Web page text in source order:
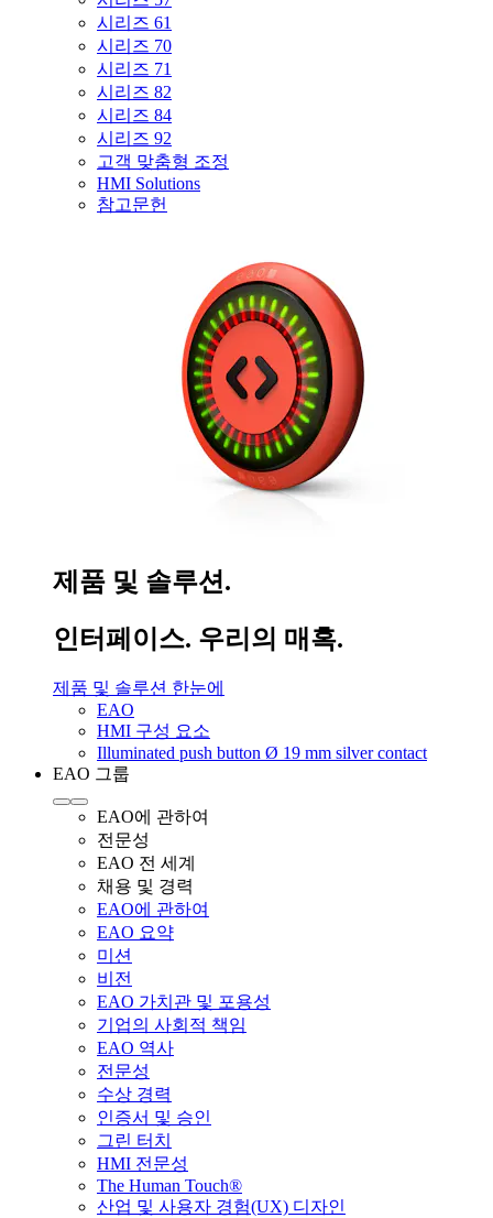
시리즈 61
시리즈 70
시리즈 71
시리즈 82
시리즈 84
시리즈 92
고객 맞춤형 조정
HMI Solutions
참고문헌
제품 및 솔루션.
인터페이스. 우리의 매혹.
제품 및 솔루션 한눈에
EAO
HMI 구성 요소
Illuminated push button Ø 19 mm silver contact
EAO 그룹
EAO에 관하여
전문성
EAO 전 세계
채용 및 경력
EAO에 관하여
EAO 요약
미션
비전
EAO 가치관 및 포용성
기업의 사회적 책임
EAO 역사
전문성
수상 경력
인증서 및 승인
그린 터치
HMI 전문성
The Human Touch®
산업 및 사용자 경험(UX) 디자인